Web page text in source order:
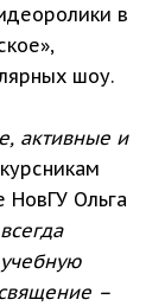
в
шоу.
активные и
НовГУ Ольга
–